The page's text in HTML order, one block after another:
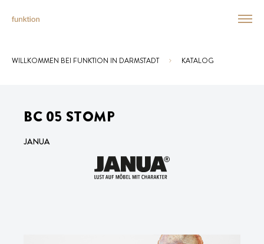
Sie sind hier:
WILLKOMMEN BEI FUNKTION IN DARMSTADT KATALOG
BC 05 STOMP
JANUA